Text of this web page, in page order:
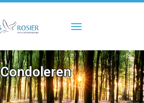
Toggle
Condoleren